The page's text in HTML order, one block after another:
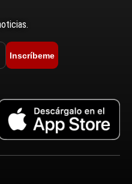
Inscríbeme